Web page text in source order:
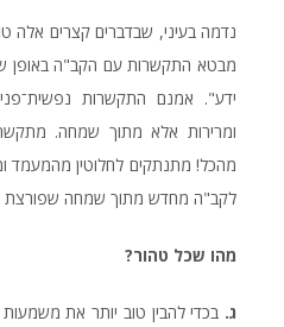
נדמה בעיני, שבדברים קצרים אלה
מבטא התקשרות עם הקב"ה
ידע". אמנם התקשרות
ומרירות אלא מתוך שמחה.
מהכל! מתנתקים לחלוטין
לקב"ה מחדש מתוך שמחה שפורצת
מהו שכל טהור?
ג. בכדי להבין טוב יותר את